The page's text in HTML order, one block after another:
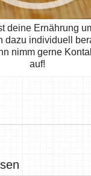
deine Ernährung
dazu individuell
nimm gerne
auf!